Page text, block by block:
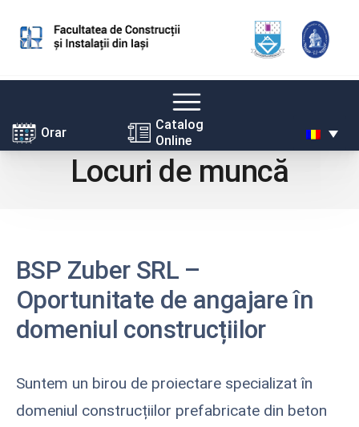
Skip
Orar
Catalog
Online
Locuri de muncă
BSP Zuber SRL–
Oportunitate de angajare în
domeniul construcțiilor
Suntem un birou de proiectare specializat în
domeniul construcțiilor prefabricate din beton